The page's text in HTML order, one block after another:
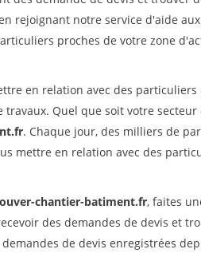
rejoignant notre service d'aide
proches de votre zone
en relation avec des particuliers
Quel que soit votre
. Chaque jour, des milliers de
mettre en relation avec des
chantier-batiment.fr, faites
des demandes de devis et
de devis enregistrées